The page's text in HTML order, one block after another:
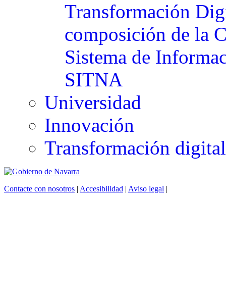
Transformación
composición de la
Sistema de
SITNA
Universidad
Innovación
Transformación digital
Contacte con nosotros | Accesibilidad | Aviso legal |